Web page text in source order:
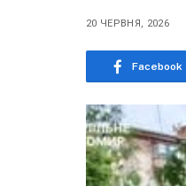
20 ЧЕРВНЯ, 2026
Facebook